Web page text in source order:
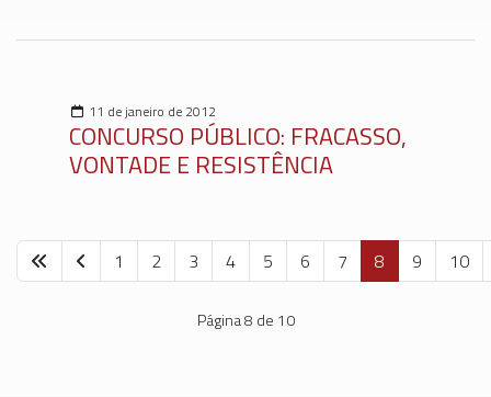
11 de janeiro de 2012
CONCURSO PÚBLICO: FRACASSO,
VONTADE E RESISTÊNCIA
1 2 3 4 5 6 7 8 9 10
Página 8 de 10